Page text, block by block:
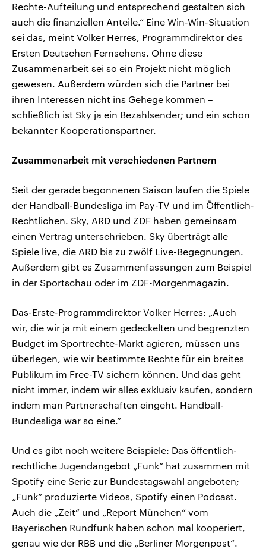
Rechte-Aufteilung und entsprechend gestalten sich
auch die finanziellen Anteile.“ Eine Win-Win-Situation
sei das, meint Volker Herres, Programmdirektor des
Ersten Deutschen Fernsehens. Ohne diese
Zusammenarbeit sei so ein Projekt nicht möglich
gewesen. Außerdem würden sich die Partner bei
ihren Interessen nicht ins Gehege kommen –
schließlich ist Sky ja ein Bezahlsender; und ein schon
bekannter Kooperationspartner.
Zusammenarbeit mit verschiedenen Partnern
Seit der gerade begonnenen Saison laufen die Spiele
der Handball-Bundesliga im Pay-TV und im Öffentlich-
Rechtlichen. Sky, ARD und ZDF haben gemeinsam
einen Vertrag unterschrieben. Sky überträgt alle
Spiele live, die ARD bis zu zwölf Live-Begegnungen.
Außerdem gibt es Zusammenfassungen zum Beispiel
in der Sportschau oder im ZDF-Morgenmagazin.
Das-Erste-Programmdirektor Volker Herres: „Auch
wir, die wir ja mit einem gedeckelten und begrenzten
Budget im Sportrechte-Markt agieren, müssen uns
überlegen, wie wir bestimmte Rechte für ein breites
Publikum im Free-TV sichern können. Und das geht
nicht immer, indem wir alles exklusiv kaufen, sondern
indem man Partnerschaften eingeht. Handball-
Bundesliga war so eine.“
Und es gibt noch weitere Beispiele: Das öffentlich-
rechtliche Jugendangebot „Funk“ hat zusammen mit
Spotify eine Serie zur Bundestagswahl angeboten;
„Funk“ produzierte Videos, Spotify einen Podcast.
Auch die „Zeit“ und „Report München“ vom
Bayerischen Rundfunk haben schon mal kooperiert,
genau wie der RBB und die „Berliner Morgenpost“.